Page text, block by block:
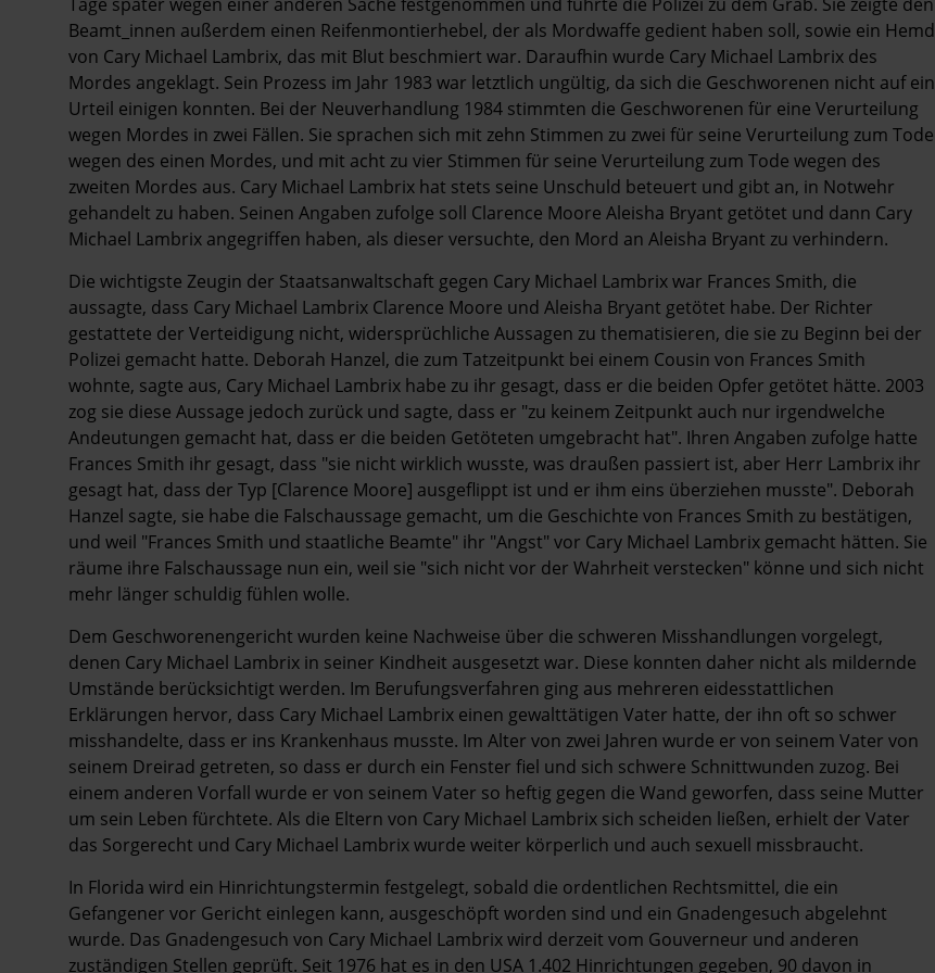
Beamt_innen außerdem einen Reifenmontierhebel, der als Mordwaffe gedient haben soll, sowie ein Hemd
von Cary Michael Lambrix, das mit Blut beschmiert war. Daraufhin wurde Cary Michael Lambrix des
Mordes angeklagt. Sein Prozess im Jahr 1983 war letztlich ungültig, da sich die Geschworenen nicht auf ein
Urteil einigen konnten. Bei der Neuverhandlung 1984 stimmten die Geschworenen für eine Verurteilung
wegen Mordes in zwei Fällen. Sie sprachen sich mit zehn Stimmen zu zwei für seine Verurteilung zum Tode
wegen des einen Mordes, und mit acht zu vier Stimmen für seine Verurteilung zum Tode wegen des
zweiten Mordes aus. Cary Michael Lambrix hat stets seine Unschuld beteuert und gibt an, in Notwehr
gehandelt zu haben. Seinen Angaben zufolge soll Clarence Moore Aleisha Bryant getötet und dann Cary
Michael Lambrix angegriffen haben, als dieser versuchte, den Mord an Aleisha Bryant zu verhindern.
Die wichtigste Zeugin der Staatsanwaltschaft gegen Cary Michael Lambrix war Frances Smith, die
aussagte, dass Cary Michael Lambrix Clarence Moore und Aleisha Bryant getötet habe. Der Richter
gestattete der Verteidigung nicht, widersprüchliche Aussagen zu thematisieren, die sie zu Beginn bei der
Polizei gemacht hatte. Deborah Hanzel, die zum Tatzeitpunkt bei einem Cousin von Frances Smith
wohnte, sagte aus, Cary Michael Lambrix habe zu ihr gesagt, dass er die beiden Opfer getötet hätte. 2003
zog sie diese Aussage jedoch zurück und sagte, dass er "zu keinem Zeitpunkt auch nur irgendwelche
Andeutungen gemacht hat, dass er die beiden Getöteten umgebracht hat". Ihren Angaben zufolge hatte
Frances Smith ihr gesagt, dass "sie nicht wirklich wusste, was draußen passiert ist, aber Herr Lambrix ihr
gesagt hat, dass der Typ [Clarence Moore] ausgeflippt ist und er ihm eins überziehen musste". Deborah
Hanzel sagte, sie habe die Falschaussage gemacht, um die Geschichte von Frances Smith zu bestätigen,
und weil "Frances Smith und staatliche Beamte" ihr "Angst" vor Cary Michael Lambrix gemacht hätten. Sie
räume ihre Falschaussage nun ein, weil sie "sich nicht vor der Wahrheit verstecken" könne und sich nicht
mehr länger schuldig fühlen wolle.
Dem Geschworenengericht wurden keine Nachweise über die schweren Misshandlungen vorgelegt,
denen Cary Michael Lambrix in seiner Kindheit ausgesetzt war. Diese konnten daher nicht als mildernde
Umstände berücksichtigt werden. Im Berufungsverfahren ging aus mehreren eidesstattlichen
Erklärungen hervor, dass Cary Michael Lambrix einen gewalttätigen Vater hatte, der ihn oft so schwer
misshandelte, dass er ins Krankenhaus musste. Im Alter von zwei Jahren wurde er von seinem Vater von
seinem Dreirad getreten, so dass er durch ein Fenster fiel und sich schwere Schnittwunden zuzog. Bei
einem anderen Vorfall wurde er von seinem Vater so heftig gegen die Wand geworfen, dass seine Mutter
um sein Leben fürchtete. Als die Eltern von Cary Michael Lambrix sich scheiden ließen, erhielt der Vater
das Sorgerecht und Cary Michael Lambrix wurde weiter körperlich und auch sexuell missbraucht.
In Florida wird ein Hinrichtungstermin festgelegt, sobald die ordentlichen Rechtsmittel, die ein
Gefangener vor Gericht einlegen kann, ausgeschöpft worden sind und ein Gnadengesuch abgelehnt
wurde. Das Gnadengesuch von Cary Michael Lambrix wird derzeit vom Gouverneur und anderen
zuständigen Stellen geprüft. Seit 1976 hat es in den USA 1.402 Hinrichtungen gegeben, 90 davon in